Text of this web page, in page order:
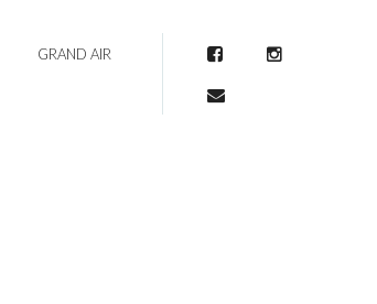
GRAND AIR FacebookInstagram
Mail